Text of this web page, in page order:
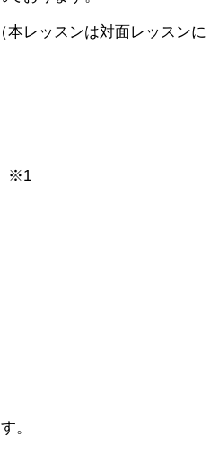
本レッスンは対面レッスンに
※1
。